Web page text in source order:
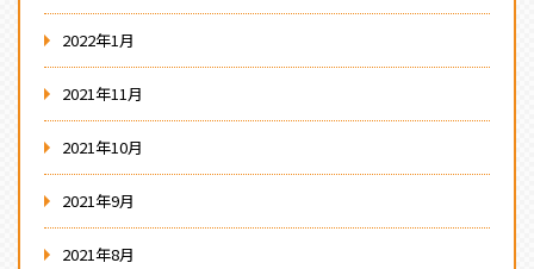
2022年1月
2021年11月
2021年10月
2021年9月
2021年8月